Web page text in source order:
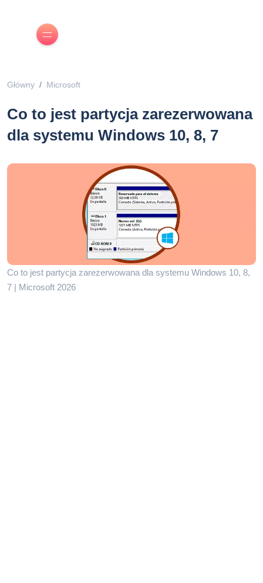
Główny Microsoft
Co to jest partycja zarezerwowana
dla systemu Windows 10, 8, 7
Co to jest partycja zarezerwowana dla systemu Windows 10, 8,
7 | Microsoft 2026